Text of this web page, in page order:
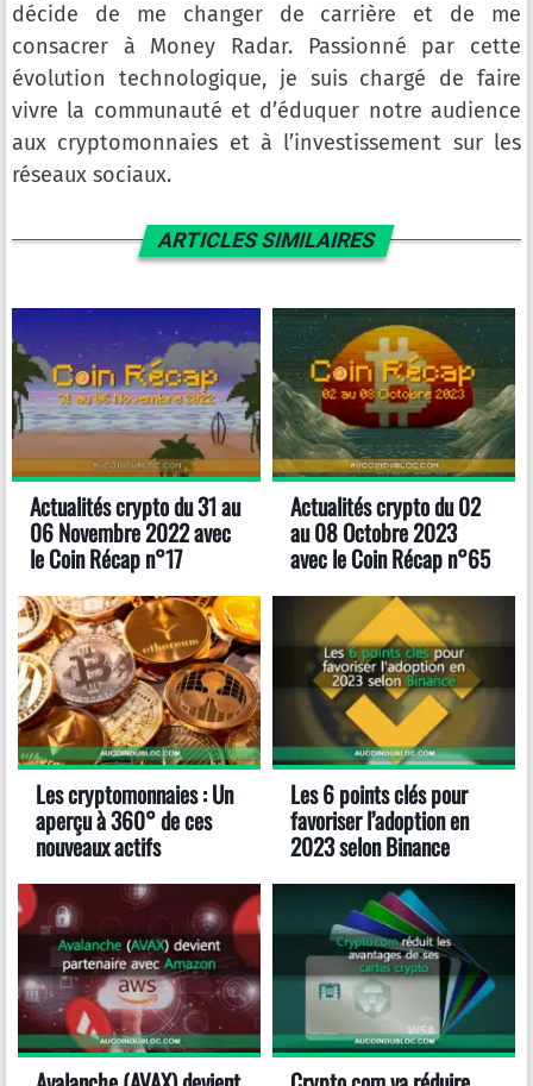
décide de me changer de carrière et de me
consacrer à Money Radar. Passionné par cette
évolution technologique, je suis chargé de faire
vivre la communauté et d’éduquer notre audience
aux cryptomonnaies et à l’investissement sur les
réseaux sociaux.
ARTICLES SIMILAIRES
Actualités crypto du 31 au
06 Novembre 2022 avec
le Coin Récap n°17
Actualités crypto du 02
au 08 Octobre 2023
avec le Coin Récap n°65
Les cryptomonnaies : Un
aperçu à 360° de ces
nouveaux actifs
Les 6 points clés pour
favoriser l’adoption en
2023 selon Binance